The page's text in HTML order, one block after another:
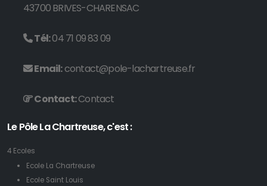
43700 BRIVES-CHARENSAC
Tél:04 71 09 83 09
Email:contact@pole-lachartreuse.fr
Contact:Contact
Le Pôle La Chartreuse, c'est :
4 Ecoles
Ecole La Chartreuse
Ecole Saint Louis